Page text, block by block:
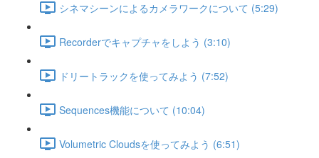
シネマシーンによるカメラワークについて (5:29)
Recorderでキャプチャをしよう (3:10)
ドリートラックを使ってみよう (7:52)
Sequences機能について (10:04)
Volumetric Cloudsを使ってみよう (6:51)